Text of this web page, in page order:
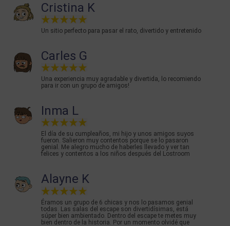
Cristina K
Un sitio perfecto para pasar el rato, divertido y entretenido
Carles G
Una experiencia muy agradable y divertida, lo recomiendo
para ir con un grupo de amigos!
Inma L
El día de su cumpleaños, mi hijo y unos amigos suyos
fueron. Salieron muy contentos porque se lo pasaron
genial. Me alegro mucho de haberles llevado y ver tan
felices y contentos a los niños después del Lostroom
Alayne K
Éramos un grupo de 6 chicas y nos lo pasamos genial
todas. Las salas del escape son divertidísimas, está
súper bien ambientado. Dentro del escape te metes muy
bien dentro de la historia. Por un momento olvidé que